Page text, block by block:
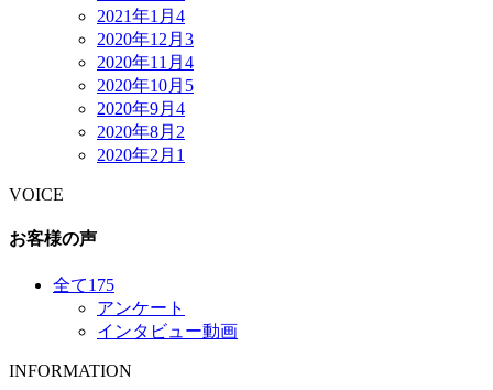
2021年1月 4
2020年12月 3
2020年11月 4
2020年10月 5
2020年9月 4
2020年8月 2
2020年2月 1
VOICE
お客様の声
全て175
アンケート
インタビュー動画
INFORMATION